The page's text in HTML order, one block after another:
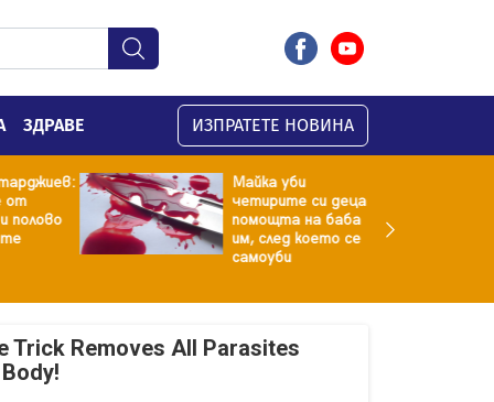
ЗДРАВЕ ИЗПРАТЕТЕ НОВИНА
Майка уби
четирите си деца с
помощта на баба
им, след което се
самоуби
Trick Removes All Parasites